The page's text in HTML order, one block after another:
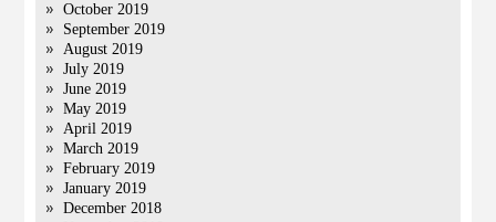
October 2019
September 2019
August 2019
July 2019
June 2019
May 2019
April 2019
March 2019
February 2019
January 2019
December 2018